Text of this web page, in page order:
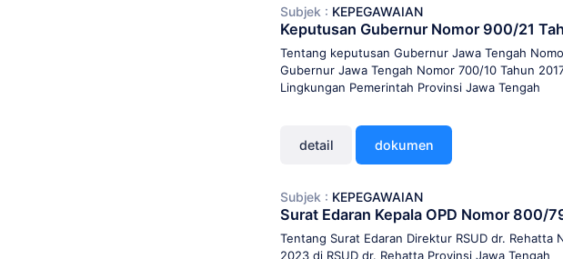
Subjek : KEPEGAWAIAN
Keputusan Gubernur Nomor 900/21
Tentang keputusan Gubernur Jawa Tengah
Gubernur Jawa Tengah Nomor 700/10 Tahun
Lingkungan Pemerintah Provinsi Jawa Tengah
detail dokumen
Subjek : KEPEGAWAIAN
Surat Edaran Kepala OPD Nomor 800/
Tentang Surat Edaran Direktur RSUD dr.
2023 di RSUD dr. Rehatta Provinsi Jawa Tengah